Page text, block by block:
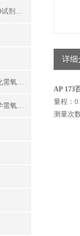
德国罗威邦试剂/LOVIBOND试剂/罗威邦试剂
BOD测定仪/BOD分析仪/生化需氧量测定仪
COD测定仪/COD分析仪/化学需氧量测定仪
详细
AP 173
量程：
测量次